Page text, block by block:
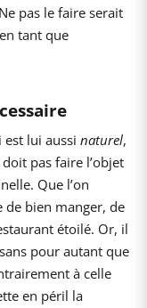
pas le faire serait
tant que
est lui aussi naturel,
pas faire l’objet
Que l’on
de bien manger, de
étoilé. Or, il
pour autant que
à celle
en péril la